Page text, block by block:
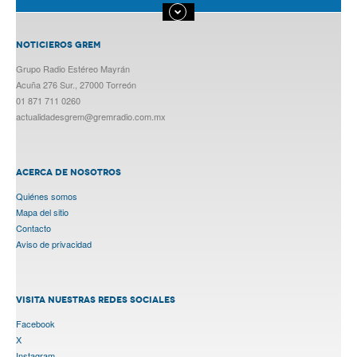
NOTICIEROS GREM
Grupo Radio Estéreo Mayrán
Acuña 276 Sur., 27000 Torreón
01 871 711 0260
actualidadesgrem@gremradio.com.mx
ACERCA DE NOSOTROS
Quiénes somos
Mapa del sitio
Contacto
Aviso de privacidad
VISITA NUESTRAS REDES SOCIALES
Facebook
X